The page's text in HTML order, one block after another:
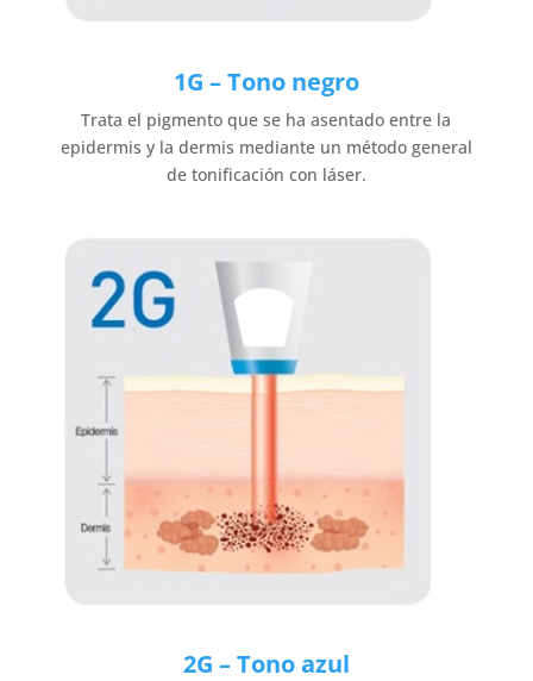
1G – Tono negro
Trata el pigmento que se ha asentado entre la
epidermis y la dermis mediante un método general
de tonificación con láser.
2G – Tono azul